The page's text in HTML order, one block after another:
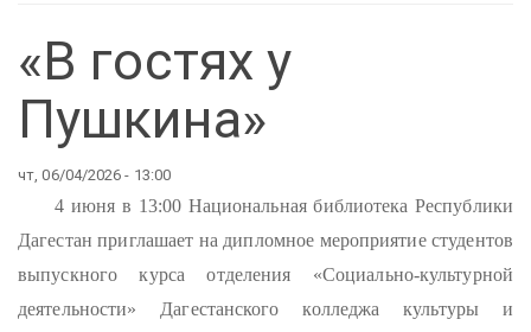
«В гостях у
Пушкина»
чт, 06/04/2026 - 13:00
4 июня в 13:00 Национальная библиотека Республики
Дагестан приглашает на дипломное мероприятие студентов
выпускного курса отделения «Социально-культурной
деятельности» Дагестанского колледжа культуры и